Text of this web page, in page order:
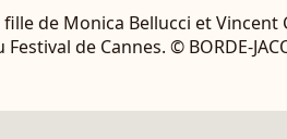
fille de Monica Bellucci et Vincent
de Cannes. © BORDE-